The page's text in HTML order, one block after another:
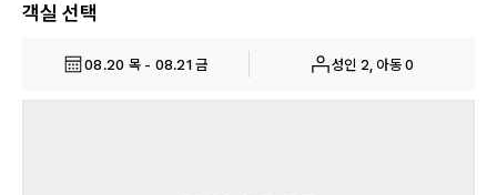
객실 선택
08.20 목 - 08.21 금 성인 2, 아동 0